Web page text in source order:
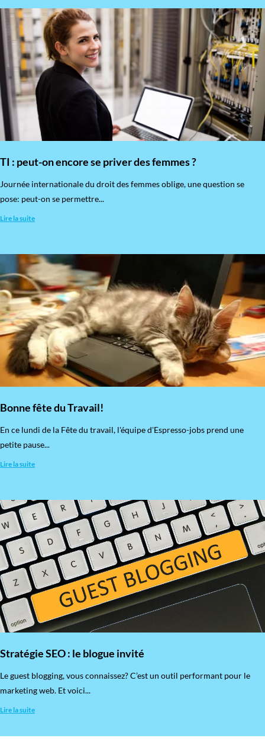
TI : peut-on encore se priver des femmes ?
​Journée internationale du droit des femmes oblige, une question se
pose: peut-on se permettre...
Lire la suite
Bonne fête du Travail!
En ce lundi de la Fête du travail, l'équipe d'Espresso-jobs prend une
petite pause...
Lire la suite
Stratégie SEO : le blogue invité
​Le guest blogging, vous connaissez? C’est un outil performant pour le
marketing web. Et voici...
Lire la suite